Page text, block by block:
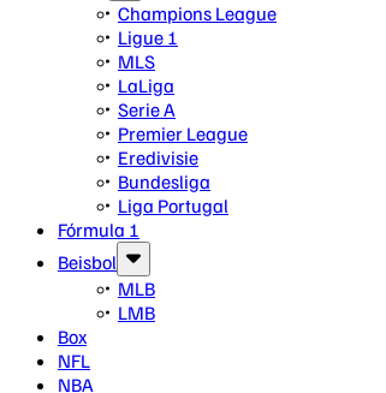
Champions League
Ligue 1
MLS
LaLiga
Serie A
Premier League
Eredivisie
Bundesliga
Liga Portugal
Fórmula 1
Beisbol
MLB
LMB
Box
NFL
NBA